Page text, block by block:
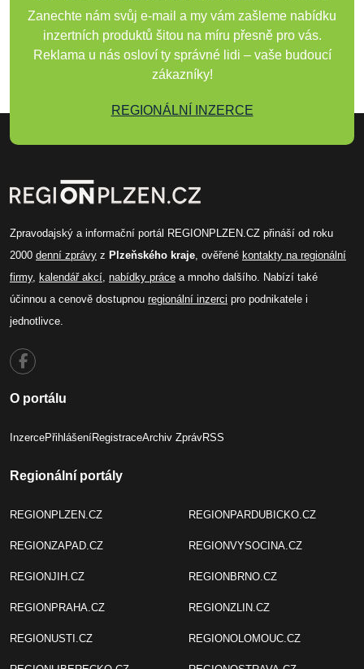
Zanechte nám svůj e-mail a my vám zašleme nabídku
inzertních produktů šitou na míru přesně pro vás.
Reklama u nás osloví ty správné lidi – vaše budoucí
zákazníky!
REGIONÁLNÍ INZERCE
Zpravodajský a informační portál REGIONPLZEN.CZ přináší od roku
2000 denní zprávy z Plzeňského kraje , ověřené kontakty na regionální
firmy, kalendář akcí nabídky práce a mnoho dalšího. Nabízí také
účinnou a cenově dostupnou regionální inzerci pro podnikatele i
jednotlivce.
O portálu
InzercePřihlášeníRegistraceArchiv ZprávRSS
Regionální portály
REGIONPLZEN.CZ
REGIONZAPAD.CZ
REGIONJIH.CZ
REGIONPRAHA.CZ
REGIONUSTI.CZ
REGIONPARDUBICKO.CZ
REGIONVYSOCINA.CZ
REGIONBRNO.CZ
REGIONZLIN.CZ
REGIONOLOMOUC.CZ